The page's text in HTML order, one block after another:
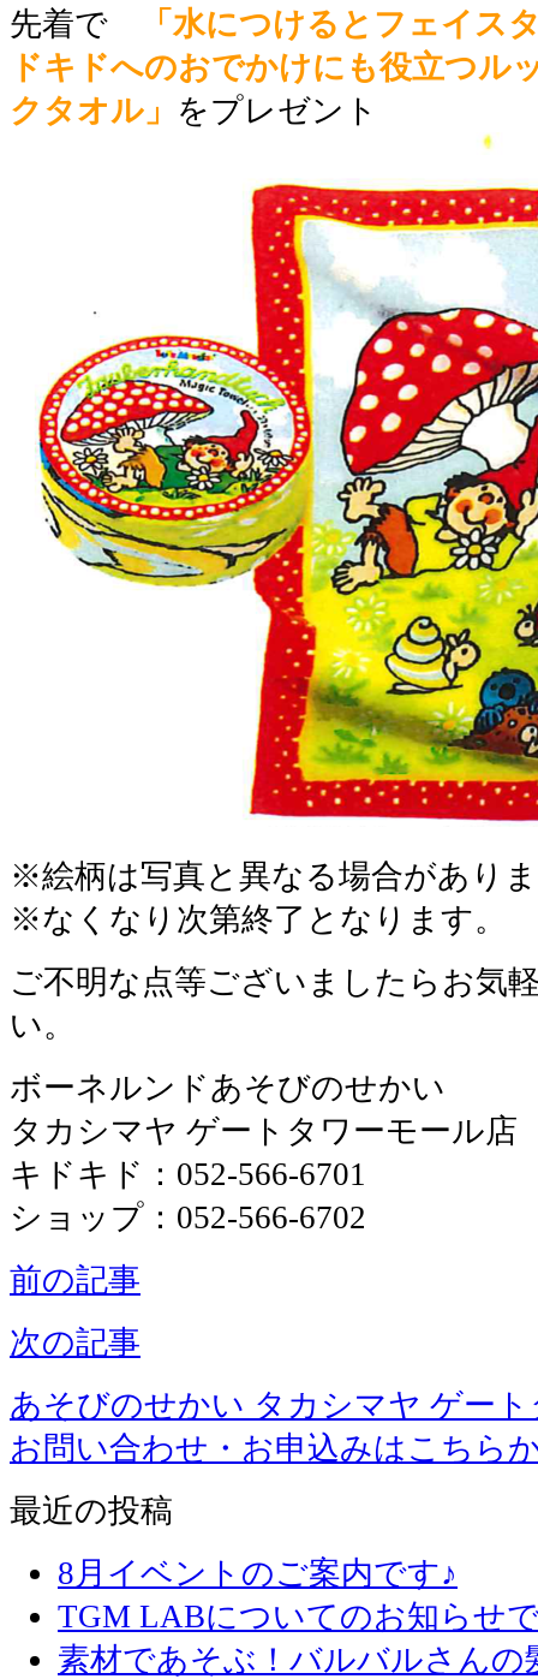
先着で
「水につけるとフェイス
ドキドへのおでかけにも役立つル
クタオル」 をプレゼント
※絵柄は写真と異なる場合があり
※なくなり次第終了となります。
ご不明な点等ございましたらお気
い。
ボーネルンドあそびのせかい
タカシマヤ ゲートタワーモール店
キドキド：052-566-6701
ショップ：052-566-6702
前の記事
次の記事
あそびのせかい タカシマヤ ゲー
お問い合わせ・お申込みはこちら
最近の投稿
8月イベントのご案内です♪
TGM LABについてのお知らせ
素材であそぶ！バルバルさん